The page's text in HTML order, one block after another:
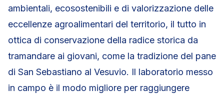
ambientali, ecosostenibili e di valorizzazione delle
eccellenze agroalimentari del territorio, il tutto in
ottica di conservazione della radice storica da
tramandare ai giovani, come la tradizione del pane
di San Sebastiano al Vesuvio. Il laboratorio messo
in campo è il modo migliore per raggiungere